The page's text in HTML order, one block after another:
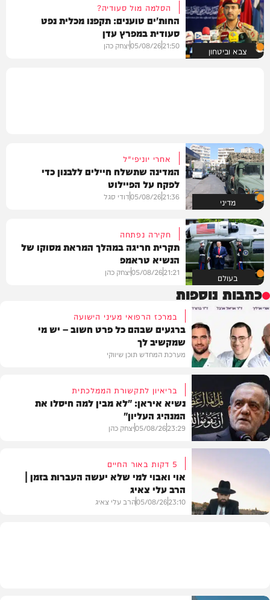
צבא וביטחון
הסלמה מול סעודיה?
החות'ים טוענים: תקפנו מכלית נפט
סעודית במפרץ עדן
21:50
05/08/26יצחק כהן
מדיני
אחרי יוניפי"ל
המדינה שתשלח חיילים ללבנון כדי
לפקח על הפיילוט
21:36
05/08/26דודי סגל
בעולם
חקירה נפתחה
תקרית חריגה במהלך המראת מסוקו של
הנשיא טראמפ
21:21
05/08/26יצחק כהן
כתבות נוספות
תוכן שיווקי
במרכז הרפואי מעיני הישועה
ברגעים שבהם כל פרט חשוב – יש מי
שמקשיב לך
מערכת המחדש תוכן שיווקי
בעולם
בריאיון לתקשורת הממלכתית
נשיא איראן: "לא מבין למה חיסלו את
המנהיג העליון"
23:29
05/08/26יצחק כהן
5 דקות באור החיים
אוי ואבוי למי שלא יעשה העברות בזמן |
הרב עלי צאיג
23:10
05/08/26הרב עלי צאיג